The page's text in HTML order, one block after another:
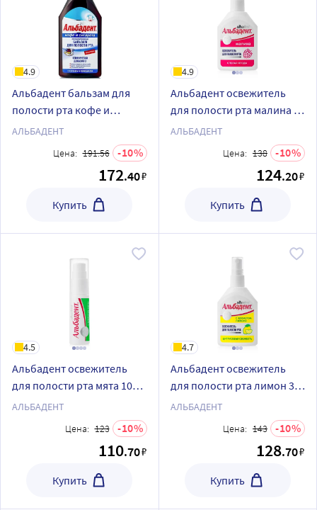
4.9
Альбадент бальзам для
полости рта кофе и
сигарета для курящих 400
АЛЬБАДЕНТ
Цена: 191.56 10
172.40₽
Купить
4.9
Альбадент освежитель
для полости рта малина 35
мл/спрей
АЛЬБАДЕНТ
Цена: 138 10
124.20₽
Купить
4.5
Альбадент освежитель
для полости рта мята 10
мл спрей
АЛЬБАДЕНТ
Цена: 123 10
110.70₽
Купить
4.7
Альбадент освежитель
для полости рта лимон 35
мл/спрей
АЛЬБАДЕНТ
Цена: 143 10
128.70₽
Купить